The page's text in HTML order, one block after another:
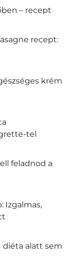
– recept
recept:
krém
tel
feladnod a
Izgalmas,
alatt sem